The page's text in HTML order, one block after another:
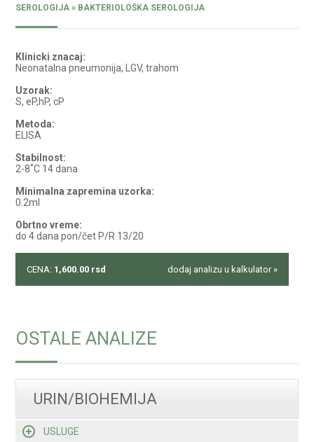
SEROLOGIJA » BAKTERIOLOŠKA SEROLOGIJA
Klinicki znacaj:
Neonatalna pneumonija, LGV, trahom
Uzorak:
S, eP,hP, cP
Metoda:
ELISA
Stabilnost:
2-8˚C 14 dana
Minimalna zapremina uzorka:
0.2ml
Obrtno vreme:
do 4 dana pon/čet P/R 13/20
CENA: 1,600.00 rsd dodaj analizu u kalkulator »
OSTALE ANALIZE
URIN/BIOHEMIJA
USLUGE